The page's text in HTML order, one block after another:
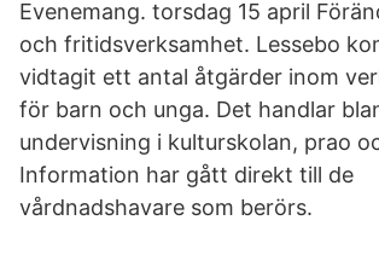
Evenemang. torsdag 15 april
och fritidsverksamhet. Lessebo
vidtagit ett antal åtgärder inom
för barn och unga. Det handlar
undervisning i kulturskolan, prao
Information har gått direkt till de
vårdnadshavare som berörs.